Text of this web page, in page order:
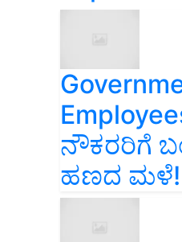
ನೌಕರರಿಗೆ
ಹಣದ ಮಳೆ!